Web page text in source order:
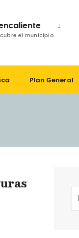
el municipio
Plan General